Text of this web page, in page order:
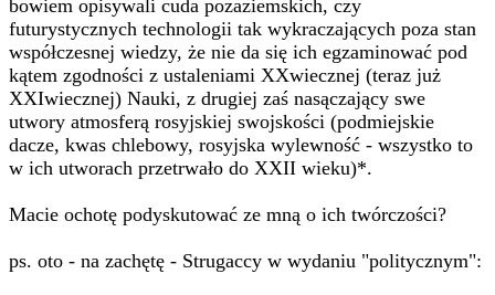
bowiem opisywali cuda pozaziemskich, czy
futurystycznych technologii tak wykraczających poza stan
współczesnej wiedzy, że nie da się ich egzaminować pod
kątem zgodności z ustaleniami XXwiecznej (teraz już
XXIwiecznej) Nauki, z drugiej zaś nasączający swe
utwory atmosferą rosyjskiej swojskości (podmiejskie
dacze, kwas chlebowy, rosyjska wylewność - wszystko to
w ich utworach przetrwało do XXII wieku)*.
Macie ochotę podyskutować ze mną o ich twórczości?
ps. oto - na zachętę - Strugaccy w wydaniu "politycznym":